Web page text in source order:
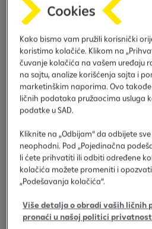
Kako bismo vam pružili korisnički
koristimo kolačiće. Klikom na
čuvanje kolačića na vašem uređaju
na sajtu, analize korišćenja sajta i
marketinškim naporima. Ovo
ličnih podataka pružaocima usluga
podatke u SAD.
Kliknite na „Odbijam“ da odbijete
neophodni. Pod „Pojedinačna
li ćete prihvatiti ili odbiti određene
kolačića možete promeniti i
„Podešavanja kolačića“.
Više detalja o obradi vaših ličnih
pronaći u našoj politici